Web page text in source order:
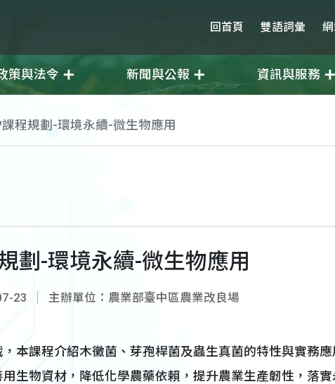
回首頁 雙語詞彙
策與法令 新聞與公報 資訊與服務
課程規劃-環境永續-微生物應用
劃-環境永續-微生物應用
23 主辦單位：農業部臺中區農業改良場
本課程介紹木黴菌、芽孢桿菌及蟲生真菌的特性與實務
生物資材，降低化學農藥依賴，提升農業生產韌性，落實